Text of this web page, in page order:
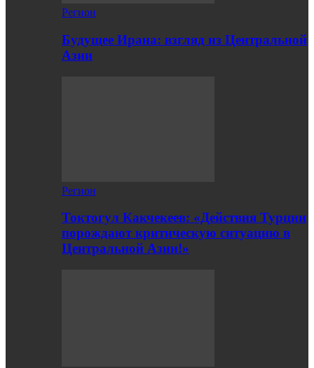
Регион
Будущее Ирана: взгляд из Центральной
Азии
Регион
Токтогул Какчекеев: «Действия Турции
порождают критическую ситуацию в
Центральной Азии!»